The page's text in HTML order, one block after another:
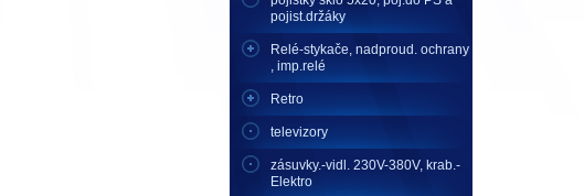
pojist.držáky
Relé-stykače, nadproud. ochrany
, imp.relé
Retro
televizory
zásuvky.-vidl. 230V-380V, krab.-
Elektro